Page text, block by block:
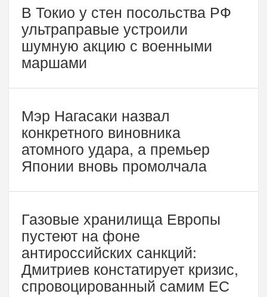
В Токио у стен посольства РФ
ультраправые устроили
шумную акцию с военными
маршами
Мэр Нагасаки назвал
конкретного виновника
атомного удара, а премьер
Японии вновь промолчала
Газовые хранилища Европы
пустеют на фоне
антироссийских санкций:
Дмитриев констатирует кризис,
спровоцированный самим ЕС